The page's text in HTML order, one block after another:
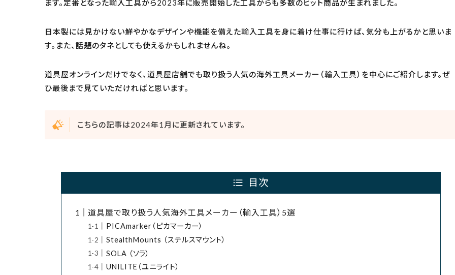
金物・現場資材
ガイドライン
ます。定番となった輸入工具から2023年に販売開始した工具からも多数のヒット商品が生まれました。
日本製には見かけない鮮やかなデザインや機能を備えた輸入工具を身に着け仕事に行けば、気分も上がるかと思いま
す。また、話題のタネとしても使えるかもしれませんね。
道具屋オンラインだけでなく、道具屋店舗でも取り扱う人気の海外工具メーカー（輸入工具）を中心にご紹介します。ぜ
ひ最後まで見ていただければと思います。
こちらの記事は2024年1月に更新されています。
目次
道具屋で取り扱う人気海外工具メーカー（輸入工具）5選
PICAmarker（ピカマーカー）
StealthMounts （ステルスマウント）
SOLA （ソラ）
UNILITE（ユニライト）